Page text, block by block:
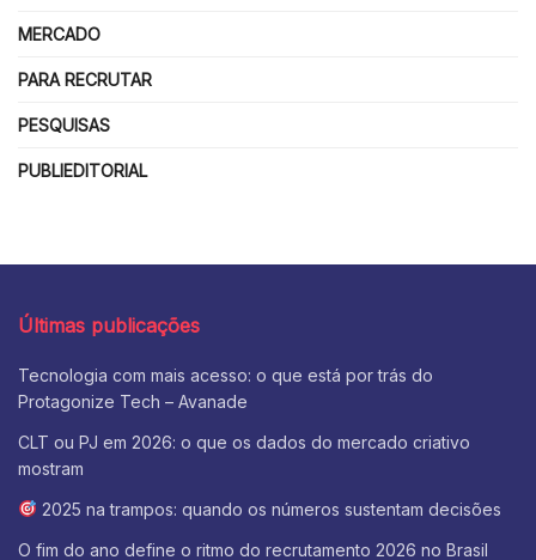
MERCADO
PARA RECRUTAR
PESQUISAS
PUBLIEDITORIAL
Últimas publicações
Tecnologia com mais acesso: o que está por trás do
Protagonize Tech – Avanade
CLT ou PJ em 2026: o que os dados do mercado criativo
mostram
2025 na trampos: quando os números sustentam decisões
O fim do ano define o ritmo do recrutamento 2026 no Brasil